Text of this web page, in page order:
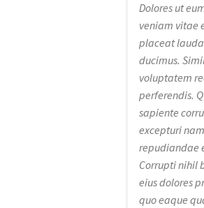
Dolores ut
veniam vitae
placeat
ducimus.
voluptatem
perferendis.
sapiente
excepturi
repudiandae
Corrupti nihil
eius dolores
quo eaque